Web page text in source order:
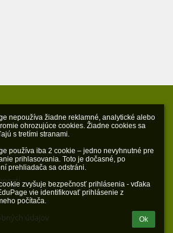
nepoužíva žiadne reklamné, analytické alebo
ohrozujúce cookies. Žiadne cookies sa
s tretími stranami.
používa iba 2 cookie – jedno nevyhnutné pre
prihlasovania. Toto je dočasné, po
prehliadača sa odstráni.
zvyšuje bezpečnosť prihlásenia - vďaka
vie identifikovať prihlásenie z
počítača.
Ok
údajov